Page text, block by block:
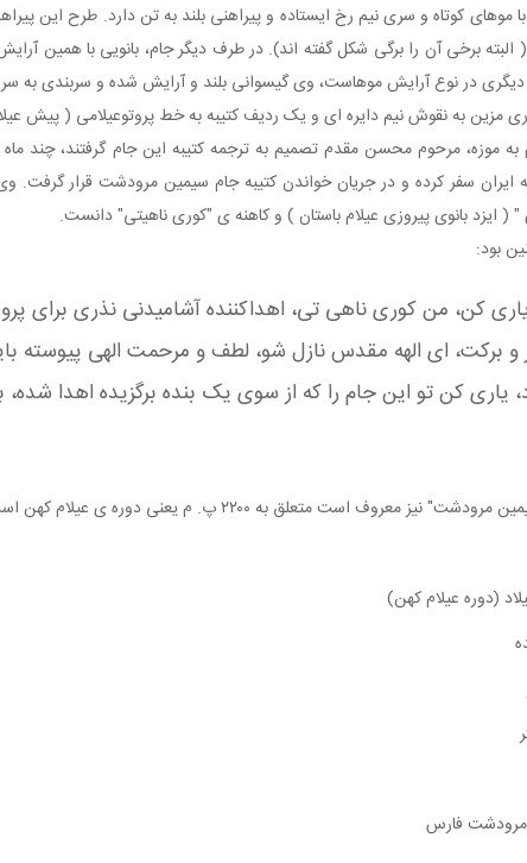
موهای کوتاه و سری نیم رخ ایستاده و پیراهنی بلند به تن دارد. طرح این
برخی آن را برگی شکل گفته اند). در طرف دیگر جام، بانویی با همین
در نوع آرایش موهاست، وی گیسوانی بلند و آرایش شده و سربندی به سر
مزین به نقوش نیم دایره ای و یک ردیف کتیبه به خط پروتوعیلامی ( پیش
موزه، مرحوم محسن مقدم تصمیم به ترجمه کتیبه این جام گرفتند، چند
ایران سفر کرده و در جریان خواندن کتیبه جام سیمین مرودشت قرار
" ( ایزد بانوی پیروزی عیلام باستان ) و كاهنه ی "کوری ناهیتی" دانست.
بود:
کن، من کوری ناهی تی، اهداکننده آشامیدنی نذری برای
برکت، ای الهه مقدس نازل شو، لطف و مرحمت الهی پیوسته
یاری کن تو این جام را که از سوی یک بنده برگزیده اهدا شده،
معروف است متعلق به ۲۲۰۰ پ. م یعنی دوره ی عیلام کهن است.
مرودشت فارس